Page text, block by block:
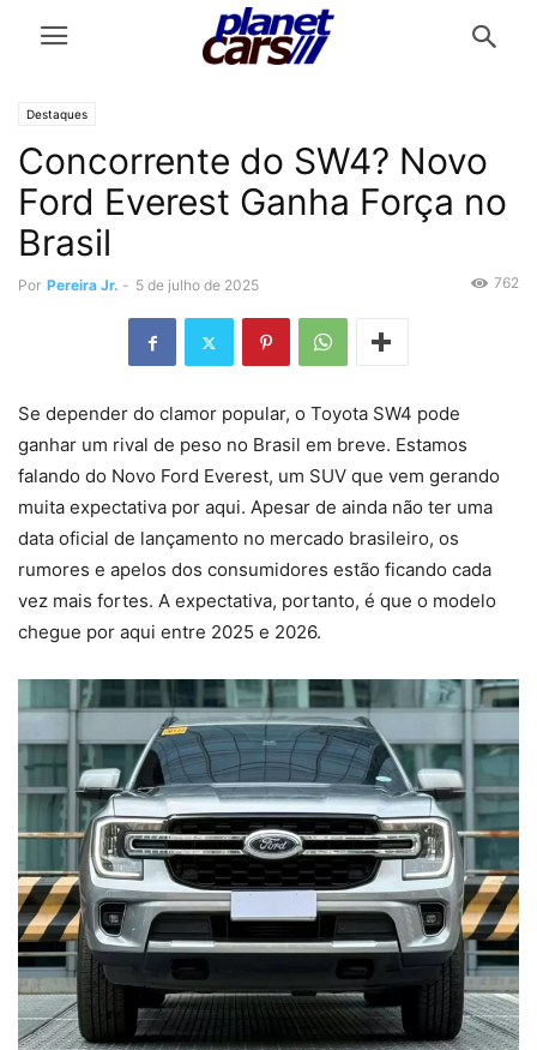
Destaques
Concorrente do SW4? Novo
Ford Everest Ganha Força no
Brasil
Por Pereira Jr. - 5 de julho de 2025 762
Se depender do clamor popular, o Toyota SW4 pode
ganhar um rival de peso no Brasil em breve. Estamos
falando do Novo Ford Everest, um SUV que vem gerando
muita expectativa por aqui. Apesar de ainda não ter uma
data oficial de lançamento no mercado brasileiro, os
rumores e apelos dos consumidores estão ficando cada
vez mais fortes. A expectativa, portanto, é que o modelo
chegue por aqui entre 2025 e 2026.